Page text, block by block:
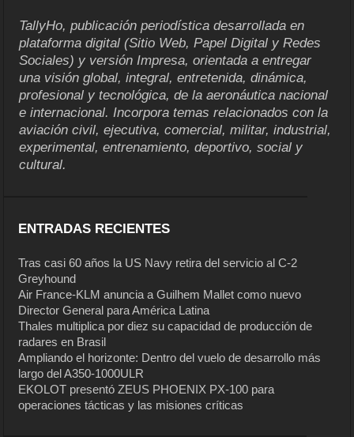
TallyHo, publicación periodística desarrollada en
plataforma digital (Sitio Web, Papel Digital y Redes
Sociales) y versión Impresa, orientada a entregar
una visión global, integral, entretenida, dinámica,
profesional y tecnológica, de la aeronáutica nacional
e internacional. Incorpora temas relacionados con la
aviación civil, ejecutiva, comercial, militar, industrial,
experimental, entrenamiento, deportivo, social y
cultural.
ENTRADAS RECIENTES
Tras casi 60 años la US Navy retira del servicio al C-2
Greyhound
Air France-KLM anuncia a Guilhem Mallet como nuevo
Director General para América Latina
Thales multiplica por diez su capacidad de producción de
radares en Brasil
Ampliando el horizonte: Dentro del vuelo de desarrollo más
largo del A350-1000ULR
EKOLOT presentó ZEUS PHOENIX PX-100 para
operaciones tácticas y las misiones críticas